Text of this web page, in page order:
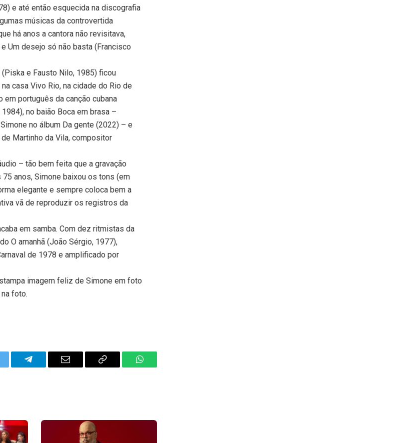
e até então esquecida na discografia
músicas da controvertida
há anos a cantora não revisitava,
Um desejo só não basta (Francisco
e Fausto Nilo, 1985) ficou
casa Vivo Rio, na cidade do Rio de
em português da canção cubana
no baião Boca em brasa –
no álbum Da gente (2022) – e
Martinho da Vila, compositor
– tão bem feita que a gravação
anos, Simone baixou os tons (em
elegante e sempre coloca bem a
vã de reproduzir os registros da
em samba. Com dez ritmistas da
O amanhã (João Sérgio, 1977),
de 1978 e amplificado por
imagem feliz de Simone em foto
foto.
Telegram Email
Copy
WhatsApp